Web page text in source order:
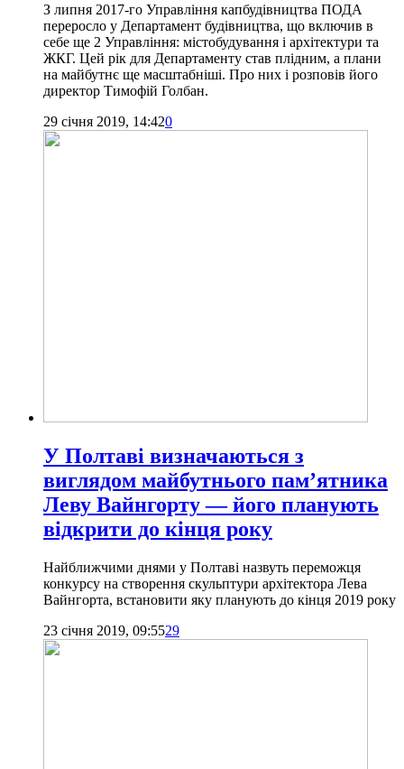
З липня 2017-го Управління капбудівництва ПОДА
переросло у Департамент будівництва, що включив в
себе ще 2 Управління: містобудування і архітектури та
ЖКГ. Цей рік для Департаменту став плідним, а плани
на майбутнє ще масштабніші. Про них і розповів його
директор Тимофій Голбан.
29 січня 2019, 14:420
У Полтаві визначаються з
виглядом майбутнього пам’ятника
Леву Вайнгорту — його планують
відкрити до кінця року
Найближчими днями у Полтаві назвуть переможця
конкурсу на створення скульптури архітектора Лева
Вайнгорта, встановити яку планують до кінця 2019 року
23 січня 2019, 09:5529